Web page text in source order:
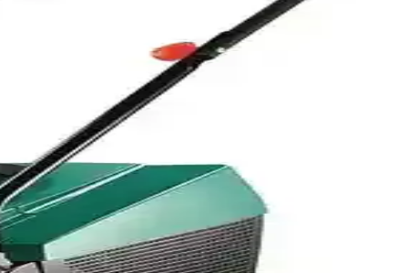
ve kullanımı kolay bir araçtır.
profesyonel ve amatörler için uygun. Dayanıklılığıyla öne
ve yenilikçi teknolojisiyle kolay ve güvenli kullanım sunar.
çeşitli uygulamalarda tercih edilir.